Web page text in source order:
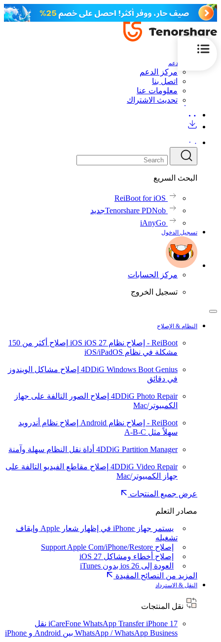
الدعم
مركز الدعم
اتصل بنا
معلومات عنا
تحديث الاشتراك
البحث السريع
ReiBoot for iOS
Tenorshare PDNobجديد
iAnyGo
تسجيل الدخول
مركز الحسابات
تسجيل الخروج
النظام & الإصلاح
ReiBoot - إصلاح نظام iOS iOS 27
إصلاح أكثر من 150
مشكلة في نظام iOS/iPadOS
4DDiG Windows Boot Genius إصلاح مشاكل الويندوز
في دقائق
4DDiG Photo Repair إصلاح الصور التالفة على جهاز
الكمبيوتر/Mac
ReiBoot - إصلاح نظام Android
إصلاح نظام أندرويد
سهلاً مثل A-B-C
4DDiG Partition Manager أداة نقل النظام سهلة وآمنة
4DDiG Video Repair إصلاح مقاطع الفيديو التالفة على
جهاز الكمبيوتر/Mac
عرض جميع المنتجات
مصادر التعلم
يستمر جهاز iPhone في إظهار شعار Apple وإيقاف
تشغيله
إصلاح Support Apple Com/iPhone/Restore
إصلاح أخطاء ومشاكل iOS 27
العودة إلى ios 26 بدون iTunes
المزيد من النصائح المفيدة
النقل & الاسترداد
نقل المنتجات
iCareFone WhatsApp TransferiPhone 17
نقل
WhatsApp / WhatsApp Business بين Android و iPhone